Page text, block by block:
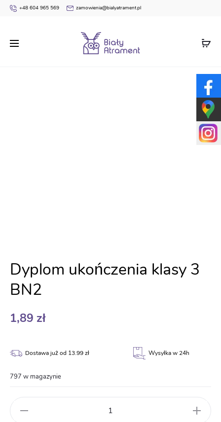
+48 604 965 569 zamowienia@bialyatrament.pl
Dyplomy Ukończenia Klas 1-3
ukończenia klasy 3 BN2
Dyplom ukończenia klasy 3
BN2
1,89 zł
Dostawa już od 13.99 zł Wysyłka w 24h
797 w magazynie